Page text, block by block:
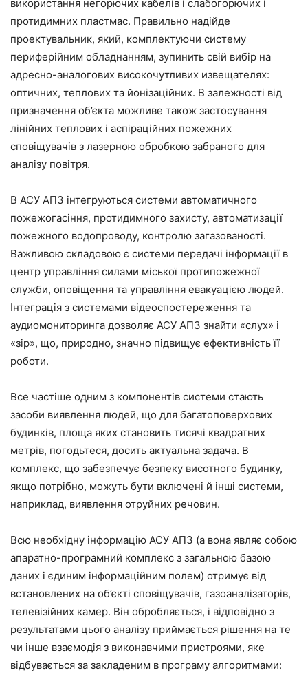
використання негорючих кабелів і слабогорючих і
протидимних пластмас. Правильно надійде
проектувальник, який, комплектуючи систему
периферійним обладнанням, зупинить свій вибір на
адресно-аналогових високочутливих извещателях:
оптичних, теплових та йонізаційних. В залежності від
призначення об’єкта можливе також застосування
лінійних теплових і аспіраційних пожежних
сповіщувачів з лазерною обробкою забраного для
аналізу повітря.
В АСУ АПЗ інтегруються системи автоматичного
пожежогасіння, протидимного захисту, автоматизації
пожежного водопроводу, контролю загазованості.
Важливою складовою є системи передачі інформації в
центр управління силами міської протипожежної
служби, оповіщення та управління евакуацією людей.
Інтеграція з системами відеоспостереження та
аудиомониторинга дозволяє АСУ АПЗ знайти «слух» і
«зір», що, природно, значно підвищує ефективність її
роботи.
Все частіше одним з компонентів системи стають
засоби виявлення людей, що для багатоповерхових
будинків, площа яких становить тисячі квадратних
метрів, погодьтеся, досить актуальна задача. В
комплекс, що забезпечує безпеку висотного будинку,
якщо потрібно, можуть бути включені й інші системи,
наприклад, виявлення отруйних речовин.
Всю необхідну інформацію АСУ АПЗ (а вона являє собою
апаратно-програмний комплекс з загальною базою
даних і єдиним інформаційним полем) отримує від
встановлених на об’єкті сповіщувачів, газоаналізаторів,
телевізійних камер. Він обробляється, і відповідно з
результатами цього аналізу приймається рішення на те
чи інше взаємодія з виконавчими пристроями, яке
відбувається за закладеним в програму алгоритмами: